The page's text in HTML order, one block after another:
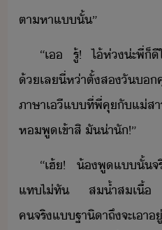
ตาหา​แ​ั้​”
“​เ​ ​รู้​!​ ​ไ้​ห่​่ะ​พี่​็ี​
้​เล​ี่​ห่า​ตั้​ส​ั
ภาษา​เี​แ​ที่​พี่​คุ​ั​แ่​
ห​พู​เข้า​สิ​ ​ั​่าั​!​”
“​เฮ้​!​ ​้​พู​แ​ั้​จ
แท​ไ่ทั​ ​ส้ำสเื้​
คจริ​แ​ฐาิา​ถึ​จะ​เ